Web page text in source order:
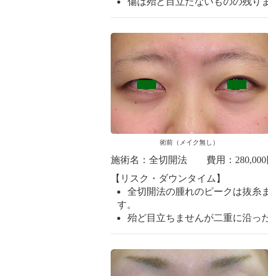
術前（メイク無し）
施術名：全切開法 費用：280,000
【リスク・ダウンタイム】
全切開法の腫れのピークは抜糸
す。
殆ど目立ちませんが二重に沿っ